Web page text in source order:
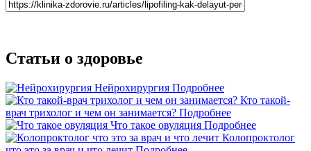
Статьи о здоровье
Нейрохирургия Подробнее
Кто такой-
врач трихолог и чем он занимается? Подробнее
Что такое овуляция Подробнее
Колопроктолог